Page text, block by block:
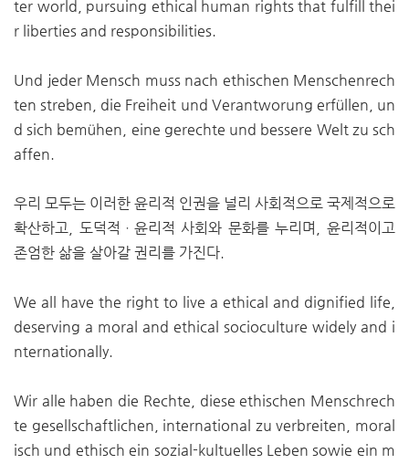
ter world, pursuing ethical human rights that fulfill thei
r liberties and responsibilities.
Und jeder Mensch muss nach ethischen Menschenrech
ten streben, die Freiheit und Verantworung erfüllen, un
d sich bemühen, eine gerechte und bessere Welt zu sch
affen.
우리 모두는 이러한 윤리적 인권을 널리 사회적으로 국제적으로
확산하고, 도덕적ㆍ윤리적 사회와 문화를 누리며, 윤리적이고
존엄한 삶을 살아갈 권리를 가진다.
We all have the right to live a ethical and dignified life,
deserving a moral and ethical socioculture widely and i
nternationally.
Wir alle haben die Rechte, diese ethischen Menschrech
te gesellschaftlichen, international zu verbreiten, moral
isch und ethisch ein sozial-kultuelles Leben sowie ein m